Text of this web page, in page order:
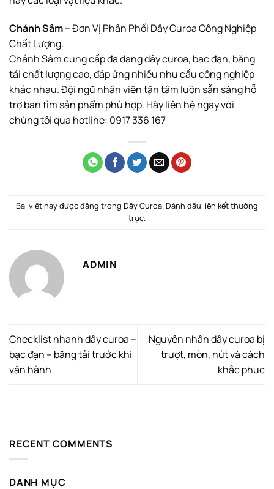
Chánh Sâm– Đơn Vị Phân Phối Dây Curoa Công Nghiệp
Chất Lượng.
Chánh Sâm cung cấp đa dạng dây curoa, bạc đạn, băng
tải chất lượng cao, đáp ứng nhiều nhu cầu công nghiệp
khác nhau. Đội ngũ nhân viên tận tâm luôn sẵn sàng hỗ
trợ bạn tìm sản phẩm phù hợp. Hãy liên hệ ngay với
chúng tôi qua hotline: 0917 336 167
Bài viết này được đăng trong Dây Curoa. Đánh dấu liên kết thường
trực.
ADMIN
Checklist nhanh dây curoa –
bạc đạn – băng tải trước khi
vận hành
Nguyên nhân dây curoa bị
trượt, mòn, nứt và cách
khắc phục
RECENT COMMENTS
DANH MỤC